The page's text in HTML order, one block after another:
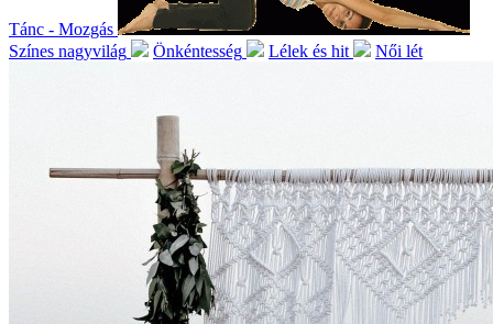
Tánc - Mozgás
Színes nagyvilág
Önkéntesség Lélek és hit Női lét